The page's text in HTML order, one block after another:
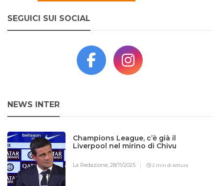
SEGUICI SUI SOCIAL
NEWS INTER
Champions League, c’è già il
Liverpool nel mirino di Chivu
La Redazione,28/11/2025 2 min di lettura